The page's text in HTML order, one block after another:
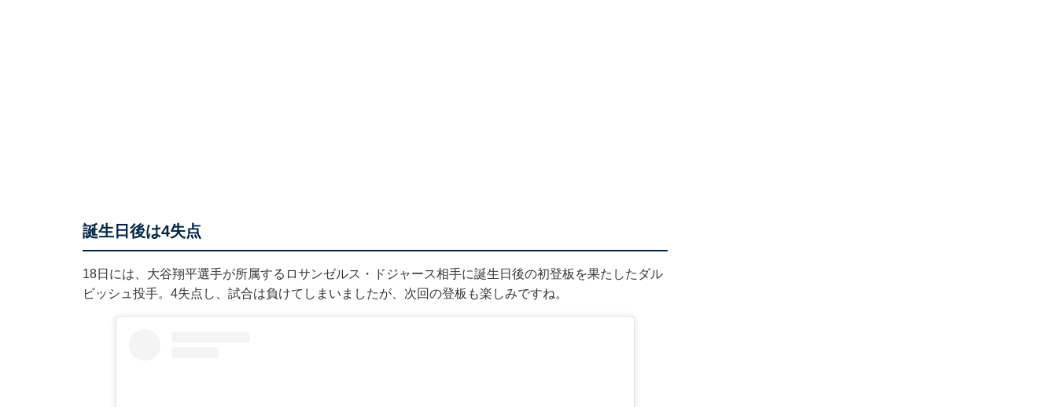
誕生日後は4失点
18日には、大谷翔平選手が所属するロサンゼルス・ドジャース相手に誕生日後の初登板を果たしたダル
ビッシュ投手。4失点し、試合は負けてしまいましたが、次回の登板も楽しみですね。